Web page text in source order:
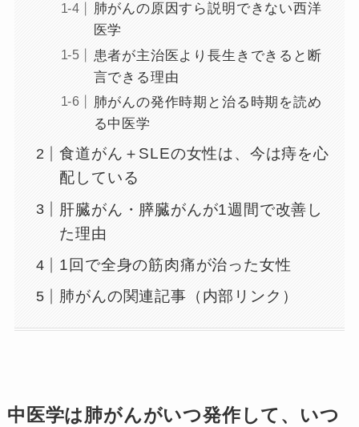
肺がんの原因すら説明できない西洋
医学
患者が主治医より長生きできると断
言できる理由
肺がんの発作時期と治る時期を読め
る中医学
食道がん＋SLEの女性は、今は痔を心
配している
肝臓がん・膵臓がんが1週間で改善し
た理由
1回で全身の筋肉痛が治った女性
肺がんの関連記事（内部リンク）
中医学は肺がんがいつ発作して、いつ